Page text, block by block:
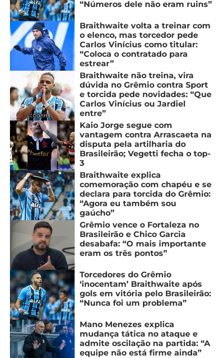
“Números dele não eram ruins”
Braithwaite volta a treinar com
o elenco, mas torcedor pede
Carlos Vinícius como titular:
“Coloca o contratado para
estrear”
Braithwaite não treina, vira
dúvida no Grêmio contra Sport
e torcida pede novidades: “Que
Carlos Vinícius ou Jardiel
entre”
Kaio Jorge segue com
vantagem contra Arrascaeta na
disputa pela artilharia do
Brasileirão; Vegetti fecha o top-
3
Braithwaite explica
comemoração com chapéu e se
declara para torcida do Grêmio:
“Agora eu também sou
gaúcho”
Grêmio vence o Fortaleza no
Brasileirão e Chico Garcia
desabafa: “O mais importante
eram os três pontos”
Torcedores do Grêmio
‘inocentam’ Braithwaite após
gols em vitória pelo Brasileirão:
“Nunca foi um problema”
Mano Menezes explica
mudança tática no ataque e
admite oscilação na partida: “A
equipe não está firme ainda”